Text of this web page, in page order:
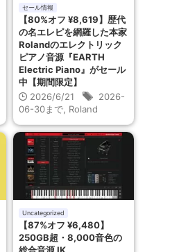
セール情報
【80%オフ ¥8,619】歴代
の名エレピを網羅した本家
Rolandのエレクトリック
ピアノ音源『EARTH
Electric Piano』がセール
中【期間限定】
2026/6/21
2026-
06-30まで Roland
Uncategorized
【87%オフ ¥6,480】
250GB超・8,000音色の